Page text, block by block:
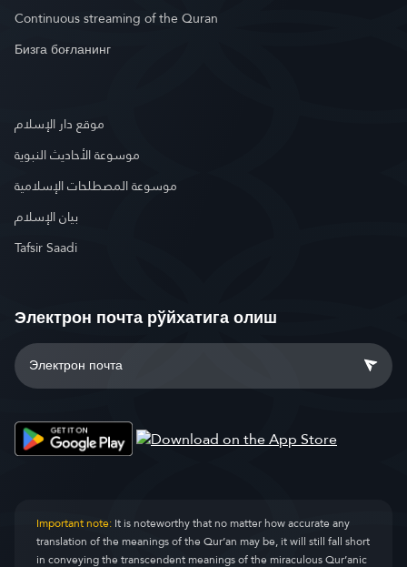
Continuous streaming of the Quran
Бизга боғланинг
موقع دار الإسلام
موسوعة الأحاديث النبوية
موسوعة المصطلحات الإسلامية
بيان الإسلام
Tafsir Saadi
Электрон почта рўйхатига олиш
Important note:It is noteworthy that no matter how accurate any
translation of the meanings of the Qur’an may be, it will still fall short
in conveying the transcendent meanings of the miraculous Qur’anic